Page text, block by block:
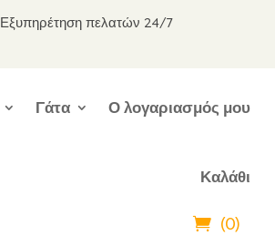
Εξυπηρέτηση πελατών 24/7
Γάτα Ο λογαριασμός μου
Καλάθι
(0)